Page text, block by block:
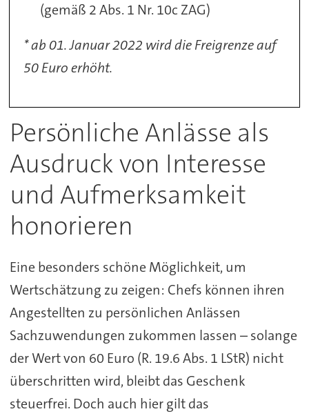
(gemäß 2 Abs. 1 Nr. 10c ZAG)
* ab 01. Januar 2022 wird die Freigrenze auf
50 Euro erhöht.
Persönliche Anlässe als
Ausdruck von Interesse
und Aufmerksamkeit
honorieren
Eine besonders schöne Möglichkeit, um
Wertschätzung zu zeigen: Chefs können ihren
Angestellten zu persönlichen Anlässen
Sachzuwendungen zukommen lassen – solange
der Wert von 60 Euro (R. 19.6 Abs. 1 LStR) nicht
überschritten wird, bleibt das Geschenk
steuerfrei. Doch auch hier gilt das